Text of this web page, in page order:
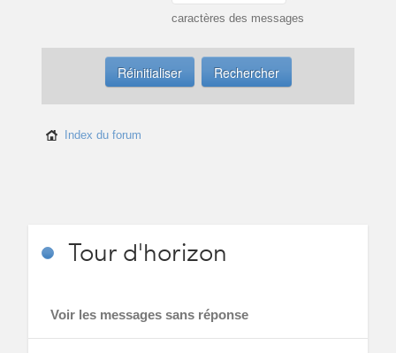
caractères des messages
Index du forum
Tourd'horizon
Voir les messages sans réponse